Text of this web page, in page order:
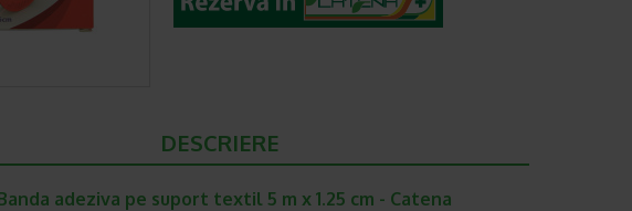
DESCRIERE
adeziva pe suport textil 5 m x 1.25 cm - Catena